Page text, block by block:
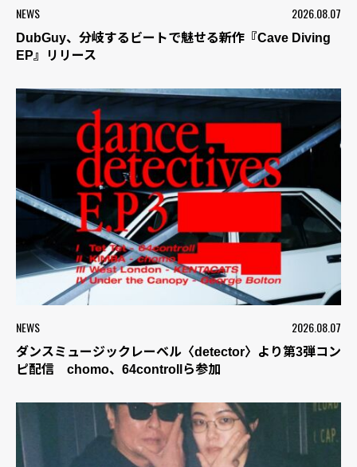
NEWS 2026.08.07
DubGuy、分岐するビートで魅せる新作『Cave Diving
EP』リリース
NEWS 2026.08.07
ダンスミュージックレーベル〈detector〉より第3弾コン
ピ配信 chomo、64controllら参加